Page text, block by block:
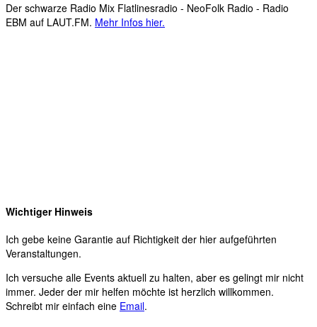
Der schwarze Radio Mix Flatlinesradio - NeoFolk Radio - Radio
EBM auf LAUT.FM. Mehr Infos hier.
Wichtiger Hinweis
Ich gebe keine Garantie auf Richtigkeit der hier aufgeführten
Veranstaltungen.
Ich versuche alle Events aktuell zu halten, aber es gelingt mir nicht
immer. Jeder der mir helfen möchte ist herzlich willkommen.
Schreibt mir einfach eine Email.